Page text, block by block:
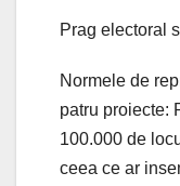
Prag electoral
Normele de
patru proiecte:
100.000 de
ceea ce ar